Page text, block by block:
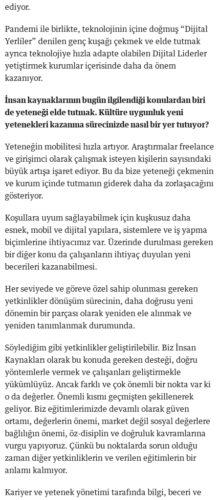
ediyor.
Pandemi ile birlikte, teknolojinin içine doğmuş “Dijital
Yerliler” denilen genç kuşağı çekmek ve elde tutmak
ayrıca teknolojiye hızla adapte olabilen Dijital Liderler
yetiştirmek kurumlar içerisinde daha da önem
kazanıyor.
İnsan kaynaklarının bugün ilgilendiği konulardan biri
de yeteneği elde tutmak. Kültüre uygunluk yeni
yetenekleri kazanma sürecinizde nasıl bir yer tutuyor?
Yeteneğin mobilitesi hızla artıyor. Araştırmalar freelance
ve girişimci olarak çalışmak isteyen kişilerin sayısındaki
büyük artışa işaret ediyor. Bu da bize yeteneği çekmenin
ve kurum içinde tutmanın giderek daha da zorlaşacağını
gösteriyor.
Koşullara uyum sağlayabilmek için kuşkusuz daha
esnek, mobil ve dijital yapılara, sistemlere ve iş yapma
biçimlerine ihtiyacımız var. Üzerinde durulması gereken
bir diğer konu da çalışanların ihtiyaç duyulan yeni
becerileri kazanabilmesi.
Her seviyede ve göreve özel sahip olunması gereken
yetkinlikler dönüşüm sürecinin, daha doğrusu yeni
dönemin bir parçası olarak yeniden ele alınmak ve
yeniden tanımlanmak durumunda.
Söylediğim gibi yetkinlikler geliştirilebilir. Biz İnsan
Kaynakları olarak bu konuda gereken desteği, doğru
yöntemlerle vermek ve çalışanları geliştirmekle
yükümlüyüz. Ancak farklı ve çok önemli bir nokta var ki
o da değerler. Önemli kısmı geçmişten şekillenerek
geliyor. Biz eğitimlerimizde devamlı olarak güven
ortamı, değerlerin önemi, market değil sosyal değerlere
bağlılığın önemi, öz-disiplin ve doğruluk kavramlarına
vurgu yapıyoruz. Çünkü bu noktalarda sorun olduğu
zaman diğer yetkinliklerin ve verilen eğitimlerin bir
anlamı kalmıyor.
Kariyer ve yetenek yönetimi tarafında bilgi, beceri ve